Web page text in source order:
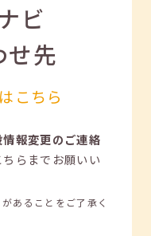
ビ
せ先
こちら
情報変更のご連絡
らまでお願いい
あることをご了承く